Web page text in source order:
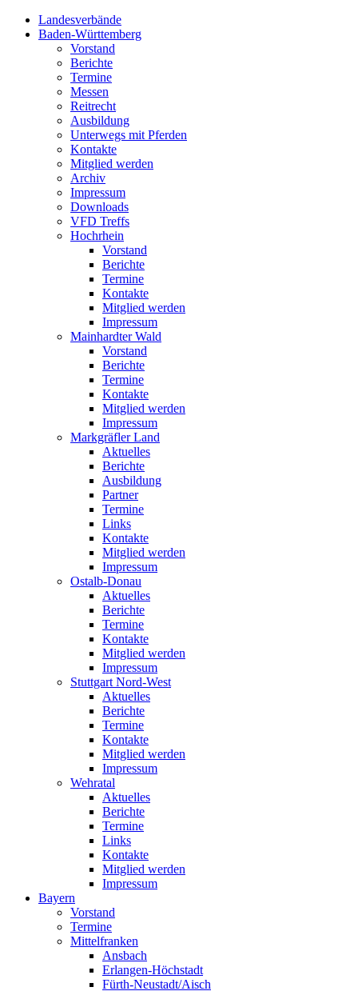
Landesverbände
Baden-Württemberg
Vorstand
Berichte
Termine
Messen
Reitrecht
Ausbildung
Unterwegs mit Pferden
Kontakte
Mitglied werden
Archiv
Impressum
Downloads
VFD Treffs
Hochrhein
Vorstand
Berichte
Termine
Kontakte
Mitglied werden
Impressum
Mainhardter Wald
Vorstand
Berichte
Termine
Kontakte
Mitglied werden
Impressum
Markgräfler Land
Aktuelles
Berichte
Ausbildung
Partner
Termine
Links
Kontakte
Mitglied werden
Impressum
Ostalb-Donau
Aktuelles
Berichte
Termine
Kontakte
Mitglied werden
Impressum
Stuttgart Nord-West
Aktuelles
Berichte
Termine
Kontakte
Mitglied werden
Impressum
Wehratal
Aktuelles
Berichte
Termine
Links
Kontakte
Mitglied werden
Impressum
Bayern
Vorstand
Termine
Mittelfranken
Ansbach
Erlangen-Höchstadt
Fürth-Neustadt/Aisch